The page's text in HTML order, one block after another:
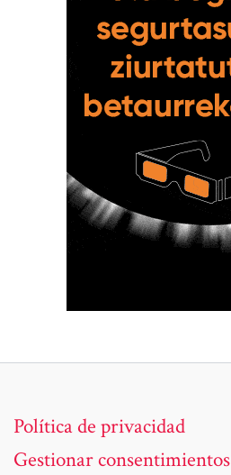
Política de privacidad
Gestionar consentimientos